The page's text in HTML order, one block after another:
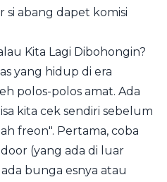
si abang dapet komisi
Kita Lagi Dibohongin?
yang hidup di era
polos-polos amat. Ada
kita cek sendiri sebelum
freon". Pertama, coba
(yang ada di luar
bunga esnya atau